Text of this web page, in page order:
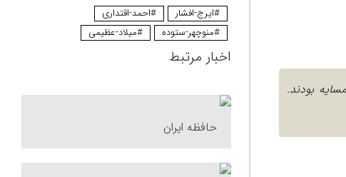
ساله. با هم ندار بودند. همسایه بودند.
#ایرج-افشار
#احمد-اقتداری
#منوچهر-ستوده
#میلاد-عظیمی
اخبار مرتبط
حافظه ایران